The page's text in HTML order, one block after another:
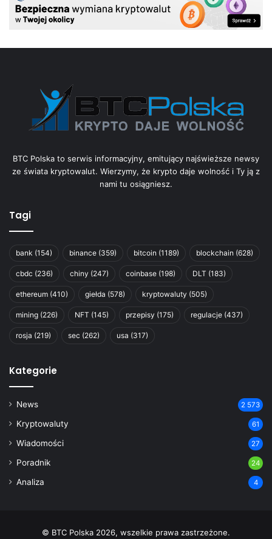
BTC Polska to serwis informacyjny, emitujący najświeższe newsy
ze świata kryptowalut. Wierzymy, że krypto daje wolność i Ty ją z
nami tu osiągniesz.
Tagi
bank (154) binance (359) bitcoin (1189) blockchain (628)
cbdc (236) chiny (247) coinbase (198) DLT (183)
ethereum (410) giełda (578) kryptowaluty (505)
mining (226) NFT (145) przepisy (175) regulacje (437)
rosja (219) sec (262) usa (317)
Kategorie
News 2 573
Kryptowaluty 61
Wiadomości 27
Poradnik 24
Analiza 4
© BTC Polska 2026, wszelkie prawa zastrzeżone.